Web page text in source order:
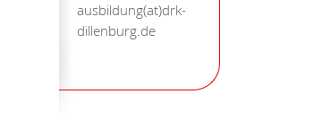
ausbildung(at)drk-
dillenburg.de